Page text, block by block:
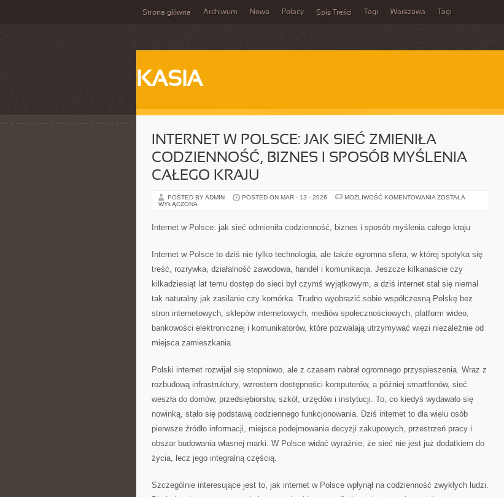
Strona główna Archiwum Nowa Polacy Spis Treści Tagi Warszawa Tagi
KASIA
INTERNET W POLSCE: JAK SIEĆ ZMIENIŁA
CODZIENNOŚĆ, BIZNES I SPOSÓB MYŚLENIA
CAŁEGO KRAJU
POSTED BY ADMIN POSTED ON MAR - 13 - 2026 MOŻLIWOŚĆ KOMENTOWANIA INTERNET
SIEĆ
ZMIENIŁA
I
SPOSÓB
CAŁEGO
ZOSTAŁA
WYŁĄCZONA
Internet w Polsce: jak sieć odmieniła codzienność, biznes i sposób myślenia całego kraju
Internet w Polsce to dziś nie tylko technologia, ale także ogromna sfera, w której spotyka się
treść, rozrywka, działalność zawodowa, handel i komunikacja. Jeszcze kilkanaście czy
kilkadziesiąt lat temu dostęp do sieci był czymś wyjątkowym, a dziś internet stał się niemal
tak naturalny jak zasilanie czy komórka. Trudno wyobrazić sobie współczesną Polskę bez
stron internetowych, sklepów internetowych, mediów społecznościowych, platform wideo,
bankowości elektronicznej i komunikatorów, które pozwalają utrzymywać więzi niezależnie od
miejsca zamieszkania.
Polski internet rozwijał się stopniowo, ale z czasem nabrał ogromnego przyspieszenia. Wraz z
rozbudową infrastruktury, wzrostem dostępności komputerów, a później smartfonów, sieć
weszła do domów, przedsiębiorstw, szkół, urzędów i instytucji. To, co kiedyś wydawało się
nowinką, stało się podstawą codziennego funkcjonowania. Dziś internet to dla wielu osób
pierwsze źródło informacji, miejsce podejmowania decyzji zakupowych, przestrzeń pracy i
obszar budowania własnej marki. W Polsce widać wyraźnie, że sieć nie jest już dodatkiem do
życia, lecz jego integralną częścią.
Szczególnie interesujące jest to, jak internet w Polsce wpłynął na codzienność zwykłych ludzi.